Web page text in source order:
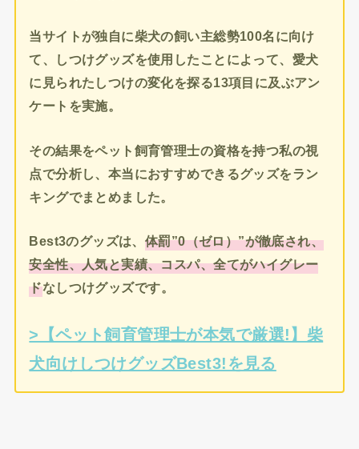
当サイトが独自に柴犬の飼い主総勢100名に向け
て、しつけグッズを使用したことによって、愛犬
に見られたしつけの変化を探る13項目に及ぶアン
ケートを実施。
その結果をペット飼育管理士の資格を持つ私の視
点で分析し、本当におすすめできるグッズをラン
キングでまとめました。
Best3のグッズは、 体罰”0（ゼロ）”が徹底され、
安全性、人気と実績、コスパ、全てがハイグレー
ドなしつけグッズです。
>【ペット飼育管理士が本気で厳選!】柴
犬向けしつけグッズBest3!を見る